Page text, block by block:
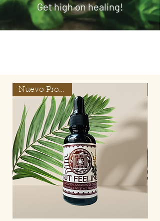
Get high on healing!
Nuevo Producto